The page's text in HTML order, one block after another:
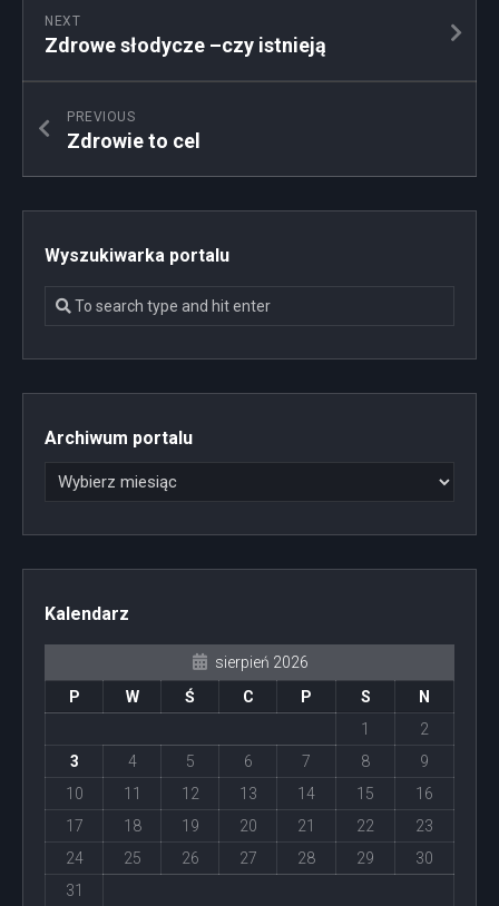
NEXT
Zdrowe słodycze –czy istnieją
PREVIOUS
Zdrowie to cel
Wyszukiwarka portalu
Archiwum portalu
Kalendarz
sierpień 2026
P
W Ś C P S
N
1
2
3
4 5 6 7 8
9
10
11 12 13 14 15
16
17
18 19 20 21 22
23
24
25 26 27 28 29
30
31